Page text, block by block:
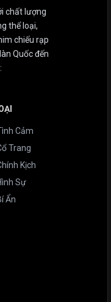
chất lượng
thể loại,
chiếu rạp
Quốc đến
Cảm
Trang
Kịch
Sự
Ẩn